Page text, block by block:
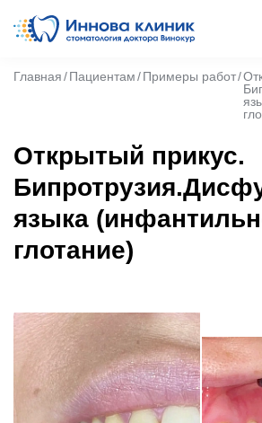
Главная Пациентам Примеры работ
Открытый прикус.
языка
глотание)